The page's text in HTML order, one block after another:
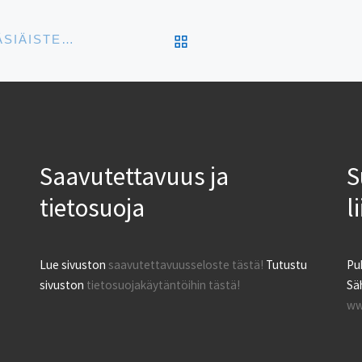
LIHAVÕTTEMÕLGUTUS – GRETE AHTOLAN PÄÄSIÄISTERVEHDYS
Saavutettavuus ja
tietosuoja
Lue sivuston saavutettavuusseloste tästä! Tutustu
sivuston tietosuojakäytäntöihin tästä!